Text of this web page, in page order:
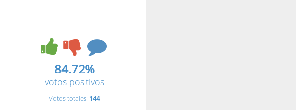
84.72%
votos positivos
Votos totales: 144